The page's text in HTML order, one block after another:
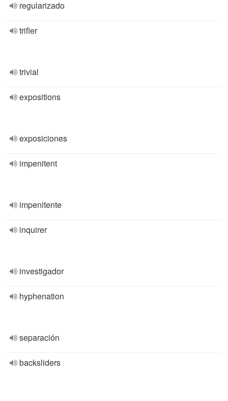
regularizado
trifler
trivial
expositions
exposiciones
impenitent
impenitente
inquirer
investigador
hyphenation
separación
backsliders